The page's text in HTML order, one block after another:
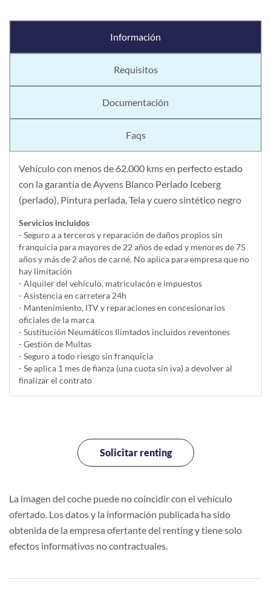
Información
Requisitos
Documentación
Faqs
Vehículo con menos de 62.000 kms en perfecto estado
con la garantía de Ayvens Blanco Perlado Iceberg
(perlado), Pintura perlada, Tela y cuero sintético negro
Servicios incluidos
- Seguro a a terceros y reparación de daños propios sin
franquicia para mayores de 22 años de edad y menores de 75
años y más de 2 años de carné. No aplica para empresa que no
hay limitación
- Alquiler del vehí­culo, matriculacón e impuestos
- Asistencia en carretera 24h
- Mantenimiento, ITV y reparaciones en concesionarios
oficiales de la marca
- Sustitución Neumáticos Ilimtados incluidos reventones
- Gestión de Multas
- Seguro a todo riesgo sin franquicia
- Se aplica 1 mes de fianza (una cuota sin iva) a devolver al
finalizar el contrato
Solicitar renting
La imagen del coche puede no coincidir con el vehículo
ofertado. Los datos y la información publicada ha sido
obtenida de la empresa ofertante del renting y tiene solo
efectos informativos no contractuales.